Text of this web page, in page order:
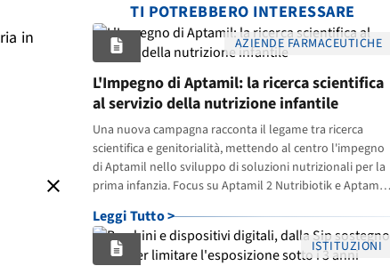
in
close
TI POTREBBERO INTERESSARE
AZIENDE FARMACEUTICHE
L'Impegno di Aptamil: la ricerca scientifica
al servizio della nutrizione infantile
Una nuova campagna racconta il legame tra ricerca
scientifica e genitorialità, mettendo al centro l'impegno
di Aptamil nello sviluppo di soluzioni nutrizionali per la
prima infanzia. Focus su Aptamil 2 Nutribiotik e Aptamil
Leggi Tutto >
ISTITUZIONI